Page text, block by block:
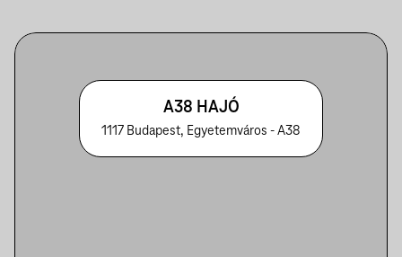
A38 HAJÓ
1117 Budapest, Egyetemváros - A38